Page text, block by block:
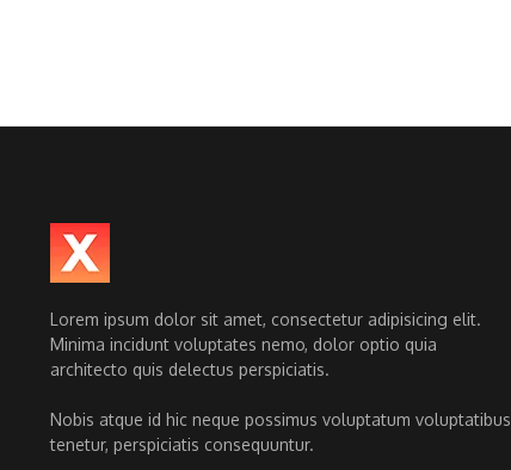
Lorem ipsum dolor sit amet, consectetur adipisicing elit.
Minima incidunt voluptates nemo, dolor optio quia
architecto quis delectus perspiciatis.
Nobis atque id hic neque possimus voluptatum voluptatibus
tenetur, perspiciatis consequuntur.